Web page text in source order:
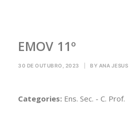
Alunos
Pessoal
Projetos
EMOV 11º
30 DE OUTUBRO, 2023 BY ANA JESUS
Categories: Ens. Sec. - C. Prof.